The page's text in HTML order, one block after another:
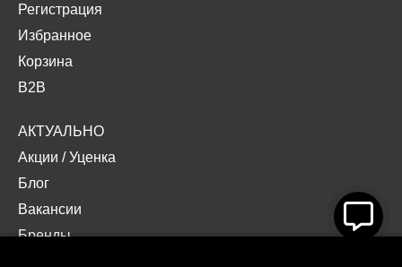
Регистрация
Избранное
Корзина
B2B
АКТУАЛЬНО
Акции /Уценка
Блог
Вакансии
Бренды